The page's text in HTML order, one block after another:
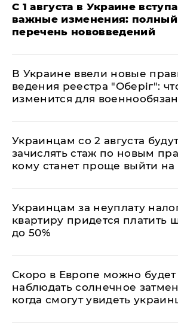
С 1 августа в Украине
важные изменения: полный
перечень нововведений
В Украине ввели новые
ведения реестра "Оберіг":
изменится для
Украинцам со 2 августа
зачислять стаж по новым
кому станет проще выйти
Украинцам за неуплату
квартиру придется платить
до 50%
Скоро в Европе можно будет
наблюдать солнечное
когда смогут увидеть